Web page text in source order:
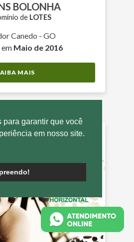
para garantir que você
em nosso site.
BOLONHA
de LOTES
Canedo - GO
em Maio de 2016
MAIS